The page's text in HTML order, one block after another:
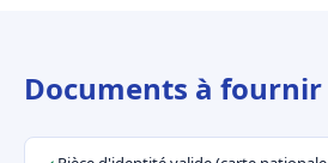
Documents à fournir